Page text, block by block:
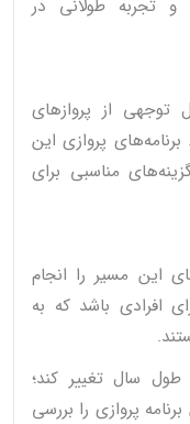
و تجربه طولانی در
توجهی از پروازهای
پروازی این
مناسبی برای
این مسیر را انجام
افرادی باشد که به
طول سال تغییر کند؛
پروازی را بررسی